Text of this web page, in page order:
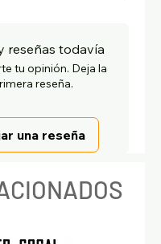
reseñas todavía
tu opinión. Deja la
reseña.
una reseña